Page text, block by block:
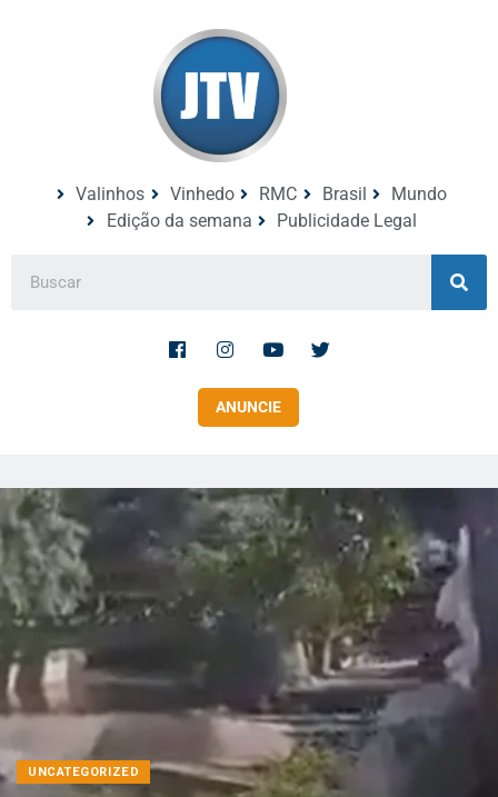
Valinhos Vinhedo RMC Brasil
Mundo
Edição da semana
Publicidade Legal
ANUNCIE
UNCATEGORIZED